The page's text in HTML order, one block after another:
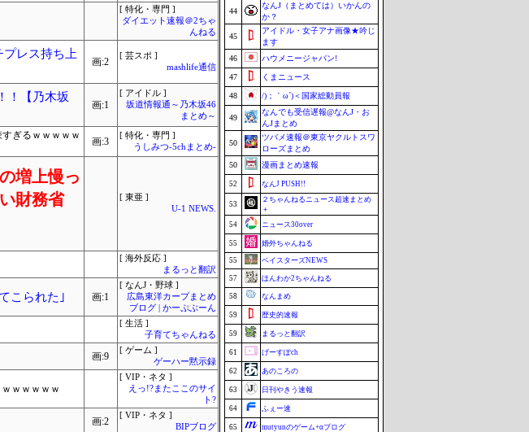
[ 特化・専門 ]
ダイエット速報＠2ちゃ
んねる
レス持ち上
画:2
[ 芸スポ ]
mashlife通信
！【乃木坂
画:1
[ アイドル ]
坂道情報通～乃木坂46
まとめ～
ぎるｗｗｗｗｗ
画:3
[ 特化・専門 ]
うしみつ-5chまとめ-
増上慢っ
財務省
[ 東亜 ]
U-1 NEWS.
[ 海外反応 ]
まるっと翻訳
こられた｣ 画:1
[ なんJ・野球 ]
広島東洋カープまとめ
ブログ | かーぷぶーん
[ 生活 ]
子育てちゃんねる
画:9
[ ゲーム ]
ゲーハー黙示録
ｗｗｗｗｗ
[ VIP・ネタ ]
えっ!?またここのサイ
ト?
画:2
[ VIP・ネタ ]
BIPブログ
44
なんJ（まとめては）いかんの
か？
45
アイドル・女子アナ画像★吟じ
ます
46
ハウメニージャパン!
47 くまニュース
48 /)；｀ω´)＜国家総動員報
49
なんでも受信遅報@なんJ・お
んJまとめ
50
ツバメ速報＠東京ヤクルトスワ
ローズまとめ
50
漫画まとめ速報
52 なんJ PUSH!!
53
２ちゃんねるニュース超速まとめ
＋
54
ニュース30over
55 婚外ちゃんねる
55 ベイスターズNEWS
57 ほんわか2ちゃんねる
58 なんまめ
59 歴史的速報
59 まるっと翻訳
61 げーすぽch
62 あのころの
63 日刊やきう速報
64 ふぇー速
65 mutyunのゲーム+αブログ